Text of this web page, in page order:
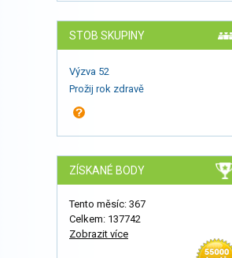
STOB SKUPINY
Výzva 52
Prožij rok zdravě
ZÍSKANÉ BODY
Tento měsíc: 367
Celkem: 137742
Zobrazit více